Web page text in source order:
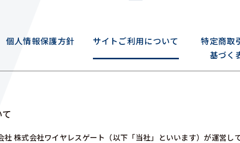
個人情報保護方針 サイトご利用について
特定商取
基づく
株式会社ワイヤレスゲート（以下「当社」といいます）が運営して